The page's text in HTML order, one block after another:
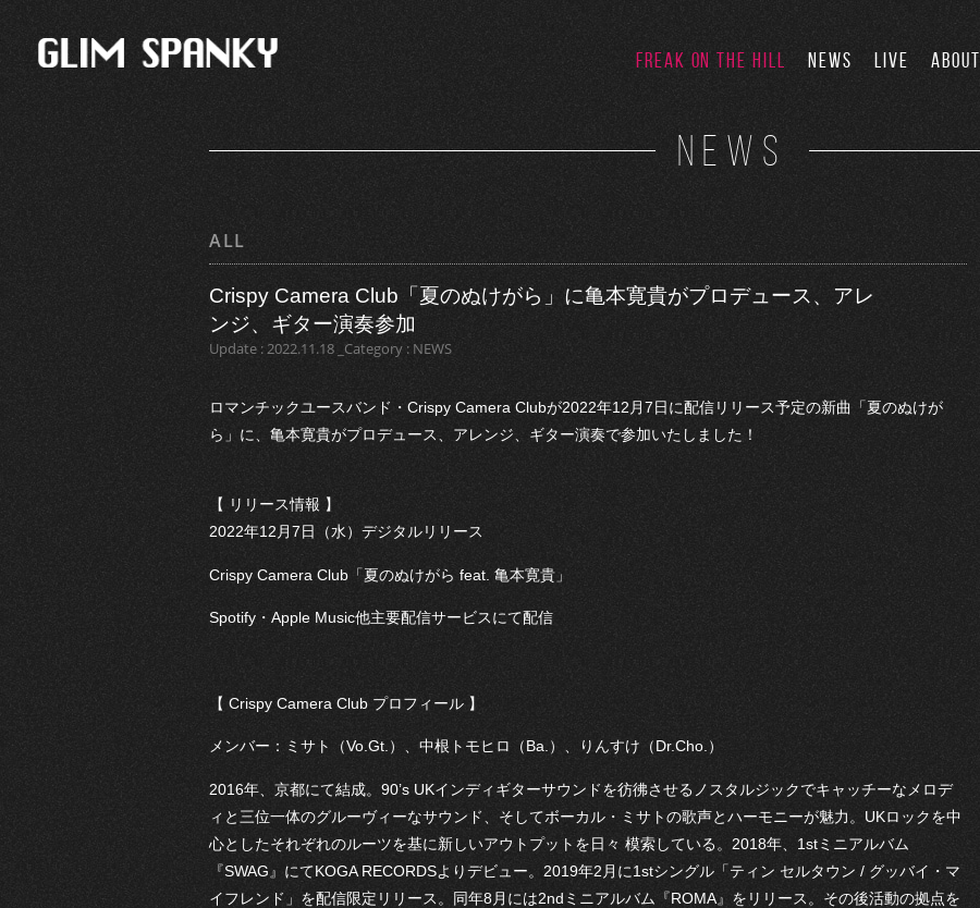
FREAK ON THE HILL NEWS LIVE ABOUT
NEWS
ALL
Crispy Camera Club「夏のぬけがら」に亀本寛貴がプロデュース、アレ
ンジ、ギター演奏参加
Update : 2022.11.18 _Category : NEWS
ロマンチックユースバンド・Crispy Camera Clubが2022年12月7日に配信リリース予定の新曲「夏のぬけが
ら」に、亀本寛貴がプロデュース、アレンジ、ギター演奏で参加いたしました！
【 リリース情報 】
2022年12月7日（水）デジタルリリース
Crispy Camera Club「夏のぬけがら feat. 亀本寛貴」
Spotify・Apple Music他主要配信サービスにて配信
【 Crispy Camera Club プロフィール 】
メンバー：ミサト（Vo.Gt.）、中根トモヒロ（Ba.）、りんすけ（Dr.Cho.）
2016年、京都にて結成。90’s UKインディギターサウンドを彷彿させるノスタルジックでキャッチーなメロデ
ィと三位一体のグルーヴィーなサウンド、そしてボーカル・ミサトの歌声とハーモニーが魅力。UKロックを中
心としたそれぞれのルーツを基に新しいアウトプットを日々 模索している。2018年、1stミニアルバム
『SWAG』にてKOGA RECORDSよりデビュー。2019年2月に1stシングル「ティン セルタウン / グッバイ・マ
イフレンド」を配信限定リリース。同年8月には2ndミニアルバム『ROMA』をリリース。その後活動の拠点を